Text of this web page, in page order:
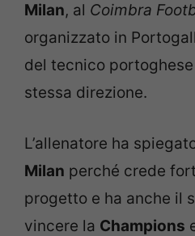
Milan, al Coimbra
organizzato in
del tecnico
stessa direzione.
L’allenatore ha
Milan perché crede
progetto e ha anche il
vincere la Champions